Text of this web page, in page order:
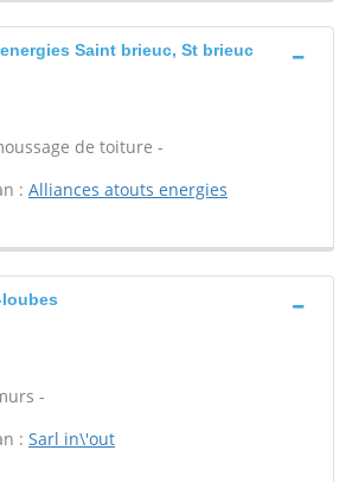
Saint brieuc, St brieuc
de toiture -
: Alliances atouts energies
-
: Sarl in\'out